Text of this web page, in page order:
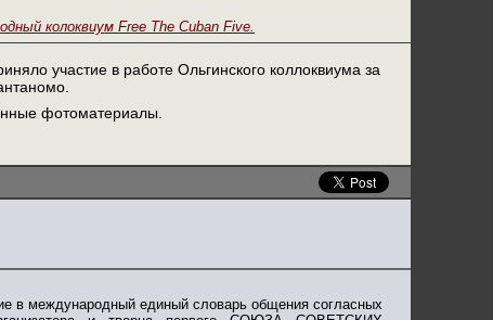
колоквиум Free The Cuban Five.
участие в работе Ольгинского коллоквиума за
фотоматериалы.
в международный единый словарь общения согласных